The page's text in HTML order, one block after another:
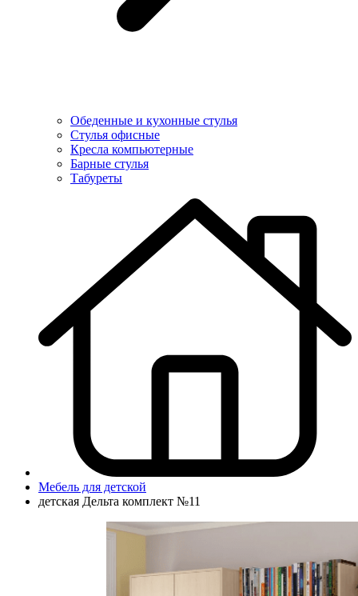
Обеденные и кухонные стулья
Стулья офисные
Кресла компьютерные
Барные стулья
Табуреты
Мебель для детской
детская Дельта комплект №11